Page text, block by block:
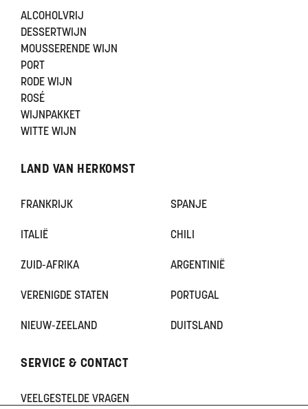
ALCOHOLVRIJ
DESSERTWIJN
MOUSSERENDE WIJN
PORT
RODE WIJN
ROSÉ
WIJNPAKKET
WITTE WIJN
LAND VAN HERKOMST
FRANKRIJK SPANJE
ITALIË CHILI
ZUID-AFRIKA ARGENTINIË
VERENIGDE STATEN PORTUGAL
NIEUW-ZEELAND DUITSLAND
SERVICE & CONTACT
VEELGESTELDE VRAGEN